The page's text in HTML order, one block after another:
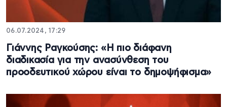
06.07.2024, 17:29
Γιάννης Ραγκούσης: «Η πιο διάφανη
διαδικασία για την ανασύνθεση του
προοδευτικού χώρου είναι το δημοψήφισμα»